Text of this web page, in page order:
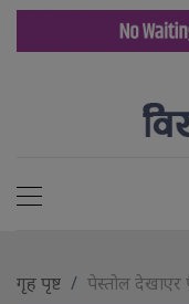
गृह पृष्ट पेस्तोल देखाएर